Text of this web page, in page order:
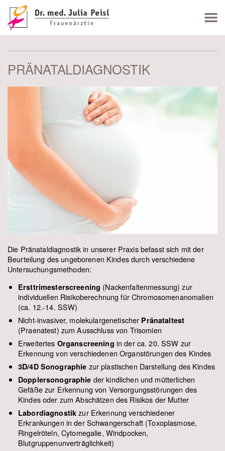
PRÄNATALDIAGNOSTIK
Die Pränataldiagnostik in unserer Praxis befasst sich mit der
Beurteilung des ungeborenen Kindes durch verschiedene
Untersuchungsmethoden:
Ersttrimesterscreening (Nackenfaltenmessung) zur
individuellen Risikoberechnung für Chromosomenanomalien
(ca. 12.-14. SSW)
Nicht-invasiver, molekulargenetischer Pränataltest
(Praenatest) zum Ausschluss von Trisomien
Erweitertes Organscreening in der ca. 20. SSW zur
Erkennung von verschiedenen Organstörungen des Kindes
3D/4D Sonographie zur plastischen Darstellung des Kindes
Dopplersonographie der kindlichen und mütterlichen
Gefäße zur Erkennung von Versorgungsstörungen des
Kindes oder zum Abschätzen des Risikos der Mutter
Labordiagnostik zur Erkennung verschiedener
Erkrankungen in der Schwangerschaft (Toxoplasmose,
Ringelröteln, Cytomegalie, Windpocken,
Blutgruppenunverträglichkeit)